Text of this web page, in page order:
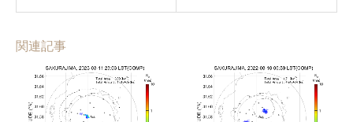
関連記事